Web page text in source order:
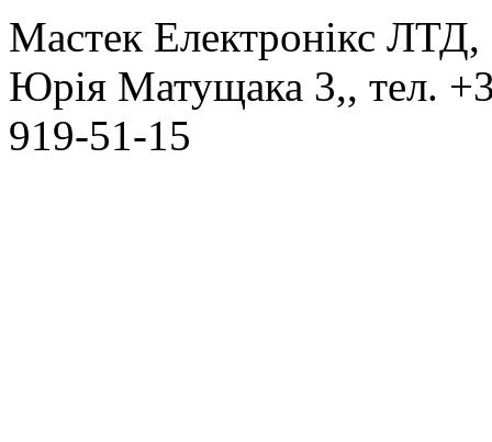
Мастек Електронікс ЛТД,
Юрія Матущака 3,, тел.
919-51-15